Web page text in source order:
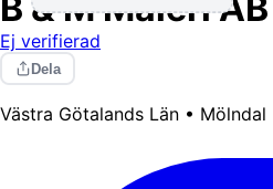
Ej verifierad
Dela
Västra Götalands Län • Mölndal